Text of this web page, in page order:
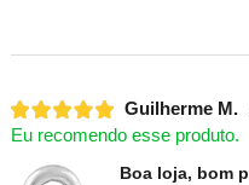
Guilherme M.
Eu recomendo esse produto.
Boa loja, bom